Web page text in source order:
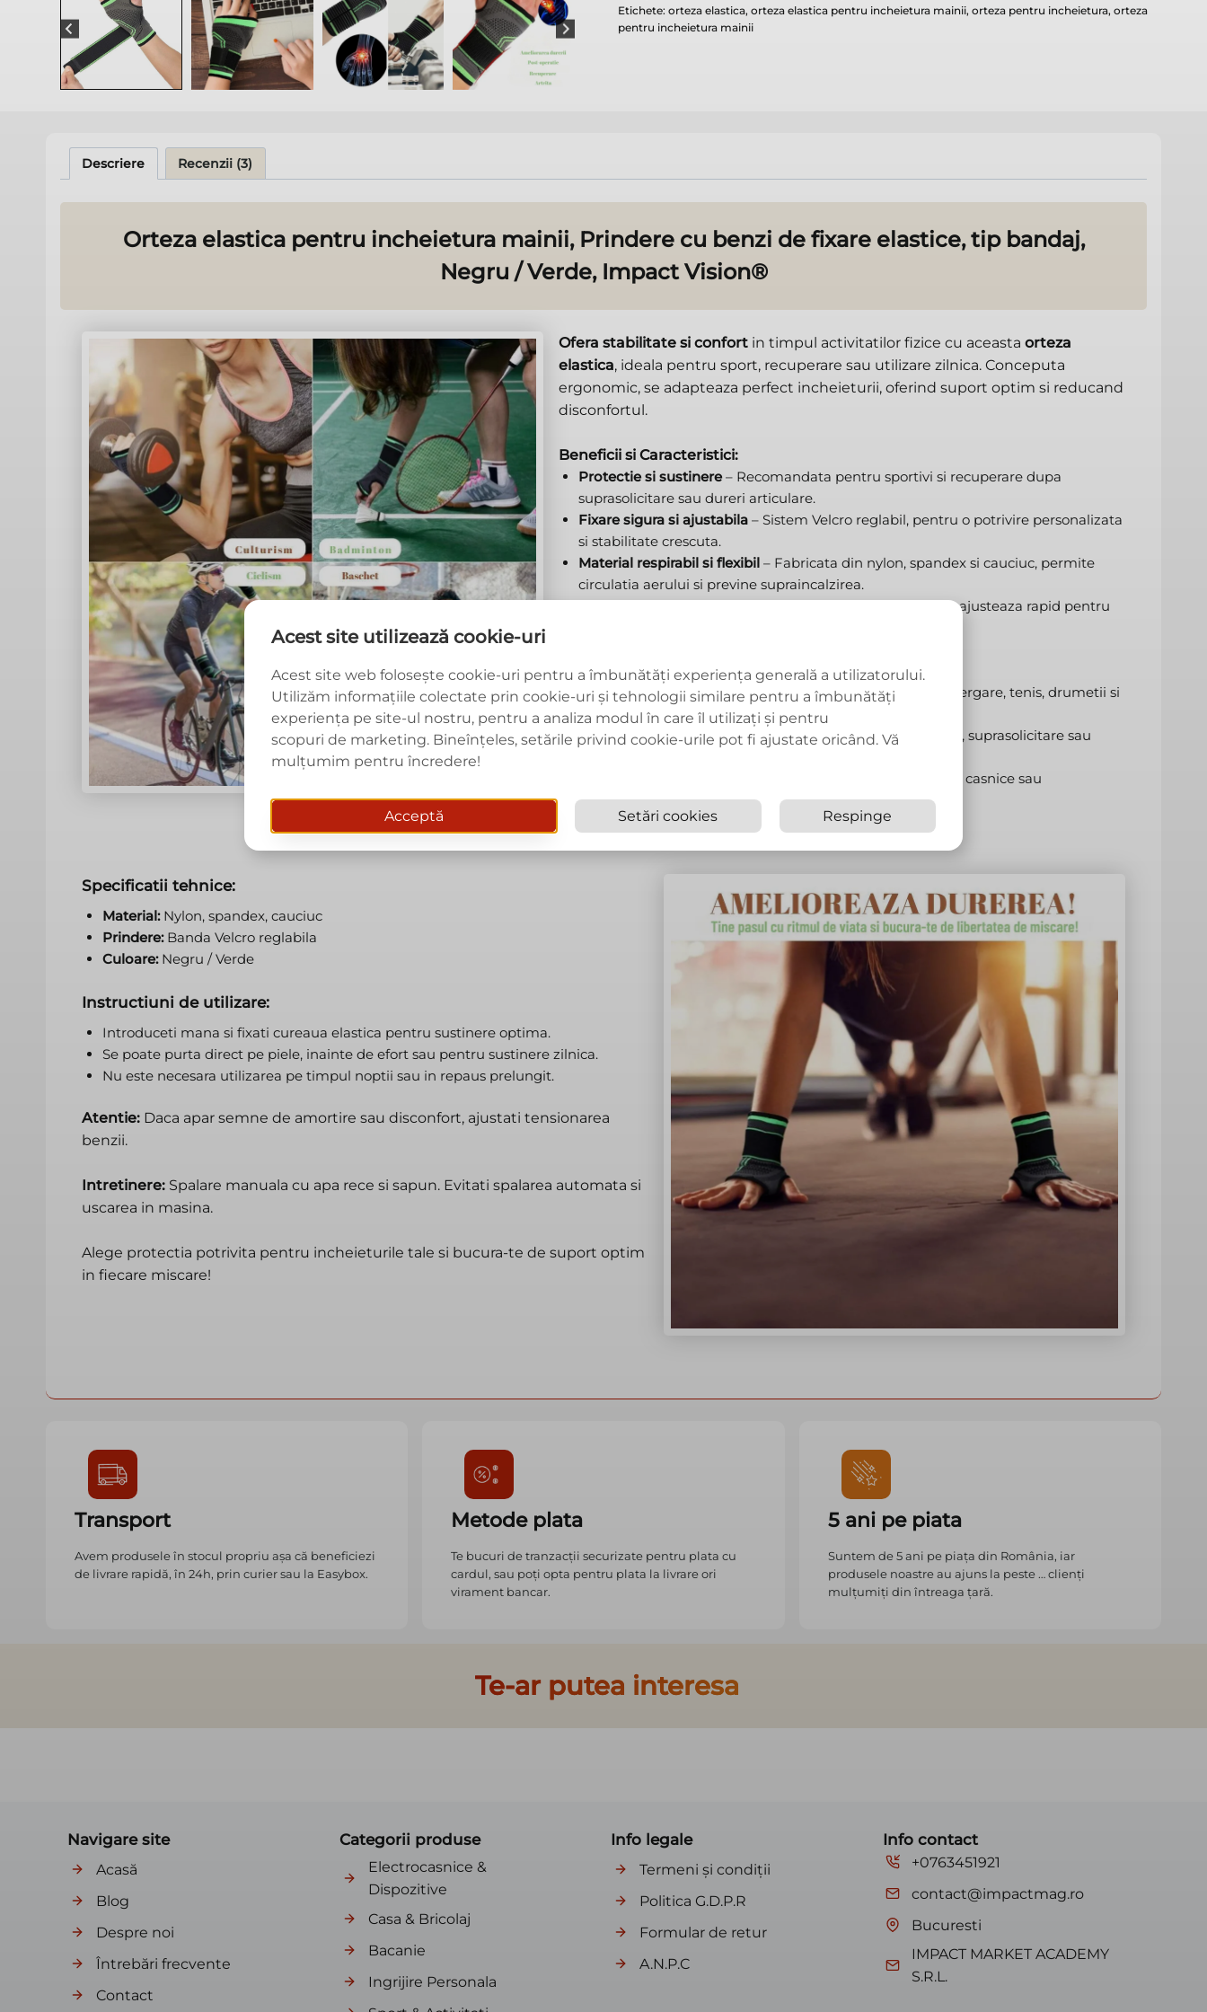
/
Verde,
Etichete: orteza elastica, orteza elastica pentru incheietura mainii, orteza pentru incheietura, orteza
pentru incheietura mainii
Descriere Recenzii (3)
Orteza elastica pentru incheietura mainii, Prindere cu benzi de fixare elastice, tip bandaj,
Negru / Verde, Impact Vision®
Ofera stabilitate si confort in timpul activitatilor fizice cu aceasta orteza
elastica, ideala pentru sport, recuperare sau utilizare zilnica. Conceputa
ergonomic, se adapteaza perfect incheieturii, oferind suport optim si reducand
disconfortul.
Beneficii si Caracteristici:
Protectie si sustinere– Recomandata pentru sportivi si recuperare dupa
suprasolicitare sau dureri articulare.
Fixare sigura si ajustabila– Sistem Velcro reglabil, pentru o potrivire personalizata
si stabilitate crescuta.
Material respirabil si flexibil– Fabricata din nylon, spandex si cauciuc, permite
circulatia aerului si previne supraincalzirea.
– Se muleaza perfect pe incheietura si se ajusteaza rapid pentru
Utilizare recomandata:
Sport si activitati fizice– Ideala pentru baschet, fitness, alergare, tenis, drumetii si
multe altele.
Recuperare si sustinere– Ajuta in caz de dureri articulare, suprasolicitare sau
– Reduce disconfortul in timpul sarcinilor casnice sau
profesionale.
Specificatii tehnice:
Material: Nylon, spandex, cauciuc
Prindere: Banda Velcro reglabila
Culoare: Negru / Verde
Instructiuni de utilizare:
Introduceti mana si fixati cureaua elastica pentru sustinere optima.
Se poate purta direct pe piele, inainte de efort sau pentru sustinere zilnica.
Nu este necesara utilizarea pe timpul noptii sau in repaus prelungit.
Atentie: Daca apar semne de amortire sau disconfort, ajustati tensionarea
benzii.
Intretinere: Spalare manuala cu apa rece si sapun. Evitati spalarea automata si
uscarea in masina.
Alege protectia potrivita pentru incheieturile tale si bucura-te de suport optim
in fiecare miscare!
Transport
Avem produsele în stocul propriu așa că beneficiezi
de livrare rapidă, în 24h, prin curier sau la Easybox.
Metode plata
Te bucuri de tranzacții securizate pentru plata cu
cardul, sau poți opta pentru plata la livrare ori
virament bancar.
5 ani pe piata
Suntem de 5 ani pe piața din România, iar
produsele noastre au ajuns la peste … clienți
mulțumiți din întreaga țară.
Te-ar putea interesa
Navigare site
Acasă
Blog
Despre noi
Întrebări frecvente
Contact
Categorii produse
Electrocasnice &
Dispozitive
Casa & Bricolaj
Bacanie
Ingrijire Personala
Info legale
Termeni și condiții
Politica G.D.P.R
Formular de retur
A.N.P.C
Info contact
+0763451921
contact@impactmag.ro
Bucuresti
IMPACT MARKET ACADEMY
S.R.L.
Acest site utilizează cookie-uri
Acest site web folosește cookie-uri pentru a îmbunătăți experiența generală a utilizatorului.
Utilizăm informațiile colectate prin cookie-uri și tehnologii similare pentru a îmbunătăți
experiența pe site-ul nostru, pentru a analiza modul în care îl utilizați și pentru
scopuri de marketing. Bineînțeles, setările privind cookie-urile pot fi ajustate oricând. Vă
mulțumim pentru încredere!
Acceptă Setări cookies Respinge